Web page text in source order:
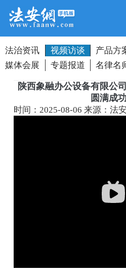
法治资讯 视频访谈 产品方
媒体会展
专题报道 名律名
陕西象融办公设备有限公
圆满成
时间：2025-08-06来源：法